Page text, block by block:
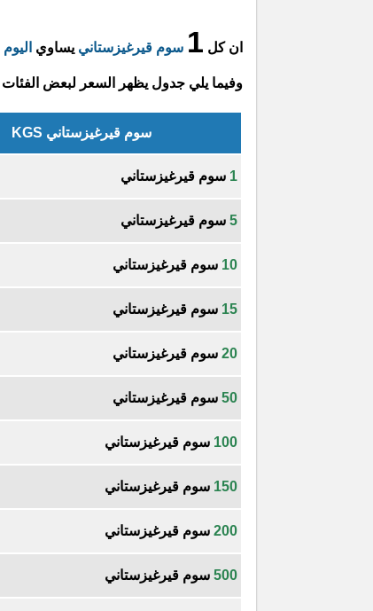
ان كل 1 سوم قيرغيزستاني يساوي اليوم
وفيما يلي جدول يظهر السعر لبعض الفئات
سوم قيرغيزستاني KGS
1 سوم قيرغيزستاني
5 سوم قيرغيزستاني
10 سوم قيرغيزستاني
15 سوم قيرغيزستاني
20 سوم قيرغيزستاني
50 سوم قيرغيزستاني
100 سوم قيرغيزستاني
150 سوم قيرغيزستاني
200 سوم قيرغيزستاني
500 سوم قيرغيزستاني